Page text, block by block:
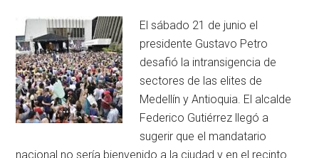
El sábado 21 de junio el
presidente Gustavo Petro
desafió la intransigencia de
sectores de las elites de
Medellín y Antioquia. El alcalde
Federico Gutiérrez llegó a
sugerir que el mandatario
nacional no sería bienvenido a la ciudad y en el recinto